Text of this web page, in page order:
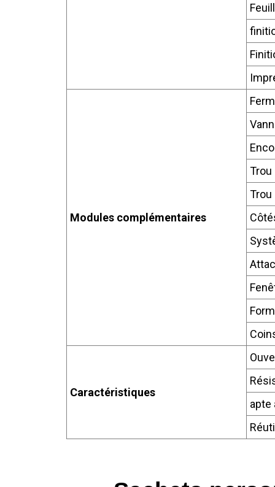
Modules complémentaires
Trou
Caractéristiques
apte